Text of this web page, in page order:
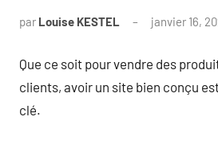
par Louise KESTEL janvier 16,
Que ce soit pour vendre des
clients, avoir un site bien conçu
clé.